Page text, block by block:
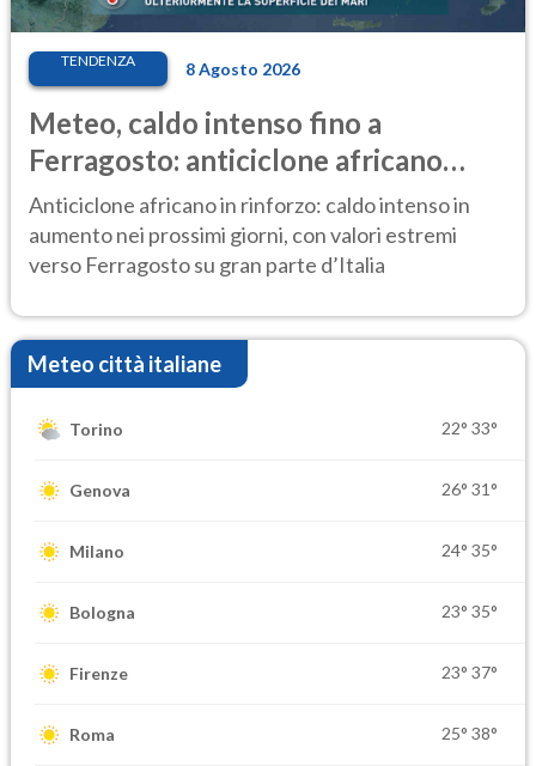
TENDENZA 8 Agosto 2026
Meteo, caldo intenso fino a
Ferragosto: anticiclone africano
ancora protagonista
Anticiclone africano in rinforzo: caldo intenso in
aumento nei prossimi giorni, con valori estremi
verso Ferragosto su gran parte d’Italia
Meteo città italiane
Torino 22° 33°
Genova 26° 31°
Milano 24° 35°
Bologna 23° 35°
Firenze 23° 37°
Roma 25° 38°